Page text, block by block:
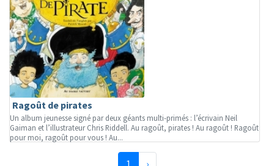
Ragoût de pirates
Un album jeunesse signé par deux géants multi-primés : l’écrivain Neil
Gaiman et l’illustrateur Chris Riddell. Au ragoût, pirates ! Au ragoût ! Ragoût
pour moi, ragoût pour vous ! Au...
1 (page courante)
›Suivante